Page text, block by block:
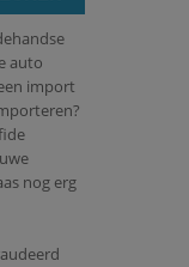
auto
import
nog erg